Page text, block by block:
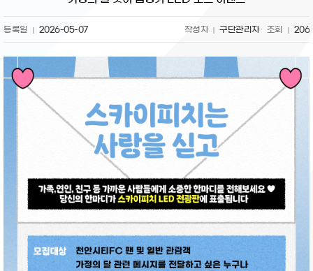
등록일 2026-05-07 작성자 구단관리자 조회 206